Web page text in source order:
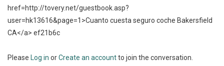
href=http://tovery.net/guestbook.asp?
user=hk13616&page=1>Cuanto cuesta seguro coche Bakersfield
CA</a> ef21b6c
Please Log in orCreate an accountto join the conversation.